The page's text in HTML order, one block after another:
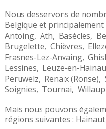
Nous desservons de
Belgique et principalement
Antoing, Ath, Basècles,
Brugelette, Chièvres,
Frasnes-Lez-Anvaing,
Lessines, Leuze-en-
Peruwelz, Renaix (Ronse),
Soignies, Tournai,
Mais nous pouvons
régions suivantes : Hainaut,